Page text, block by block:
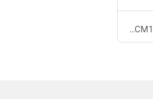
پمپ دوپروانه (2ACM110)